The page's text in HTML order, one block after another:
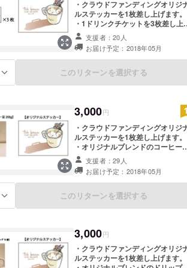
・クラウドファンディングオリジ
ルステッカーを1枚差し上げます。
・1ドリンクチケットを3枚差し上
ます。 ※デザインや仕様につきまし
ては変更になる可能性がございま
す。 ※tak beans店舗で使用可 ※有効
期限なし
支援者：20人
お届け予定：2018年05月
このリターンを選択する
3,000円
・クラウドファンディングオリジ
ルステッカーを1枚差し上げます。
・オリジナルブレンドのコーヒー
(お好みの挽き方も可)を200g差し上
げます。 ※デザインや仕様につきま
しては変更になる可能性がございま
す。
支援者：29人
お届け予定：2018年05月
このリターンを選択する
3,000円
・クラウドファンディングオリジ
ルステッカーを1枚差し上げます。